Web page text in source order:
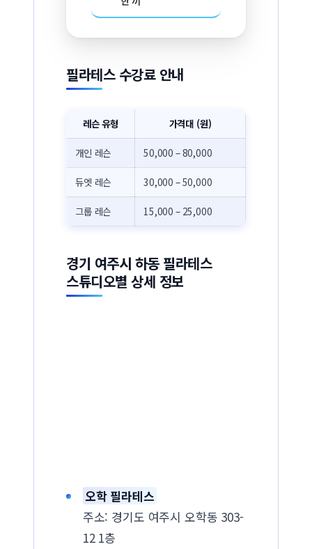
필라테스 수강료 안내
레슨 유형 가격대 (원)
개인 레슨 50,000 – 80,000
듀엣 레슨 30,000 – 50,000
그룹 레슨 15,000 – 25,000
경기 여주시 하동 필라테스
스튜디오별 상세 정보
오학 필라테스
주소: 경기도 여주시 오학동 303-
12 1층